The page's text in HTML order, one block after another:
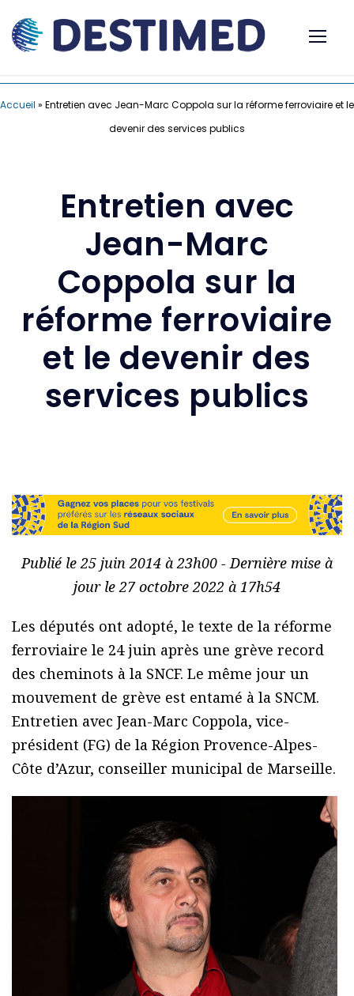
Accueil » Entretien avec Jean-Marc Coppola sur la réforme ferroviaire et le
devenir des services publics
Entretien avec
Jean-Marc
Coppola sur la
réforme ferroviaire
et le devenir des
services publics
Publié le 25 juin 2014 à 23h00 - Dernière mise à
jour le 27 octobre 2022 à 17h54
Les députés ont adopté, le texte de la réforme
ferroviaire le 24 juin après une grève record
des cheminots à la SNCF. Le même jour un
mouvement de grève est entamé à la SNCM.
Entretien avec Jean-Marc Coppola, vice-
président (FG) de la Région Provence-Alpes-
Côte d’Azur, conseiller municipal de Marseille.